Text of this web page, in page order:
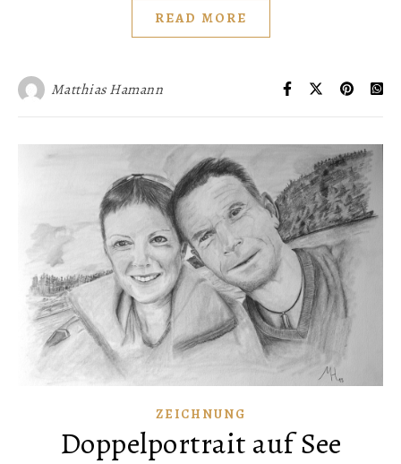
READ MORE
Matthias Hamann
ZEICHNUNG
Doppelportrait auf See